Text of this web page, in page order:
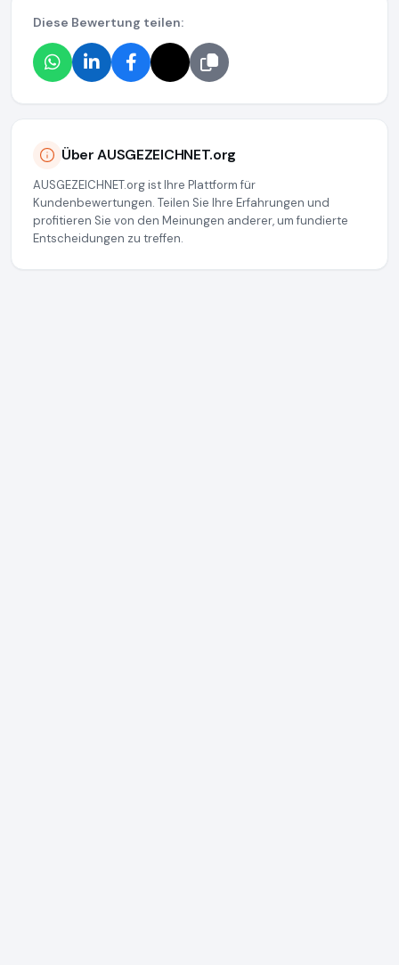
Diese Bewertung teilen:
Über AUSGEZEICHNET.org
AUSGEZEICHNET.org ist Ihre Plattform für
Kundenbewertungen. Teilen Sie Ihre Erfahrungen und
profitieren Sie von den Meinungen anderer, um fundierte
Entscheidungen zu treffen.